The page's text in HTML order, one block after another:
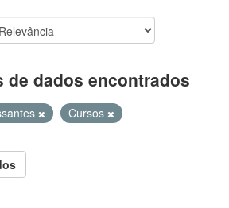
de dados encontrados
Cursos